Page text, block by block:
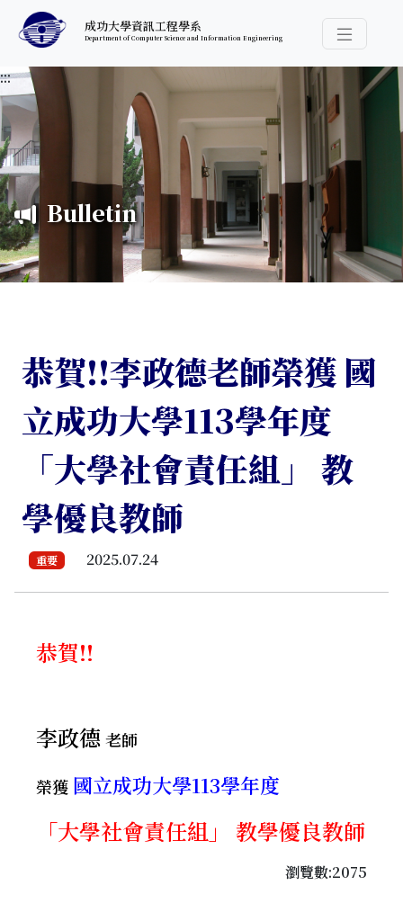
跳至中央內容區塊
成功大學資訊工程學系
Department of Computer Science and Information Engineering
導覽選
:::
Bulletin
恭賀!!李政德老師榮獲 國
立成功大學113學年度
「大學社會責任組」 教
學優良教師
重要 2025.07.24
恭賀!!
李政德老師
榮獲 國立成功大學113學年度
「大學社會責任組」 教學優良教師
瀏覽數:2075